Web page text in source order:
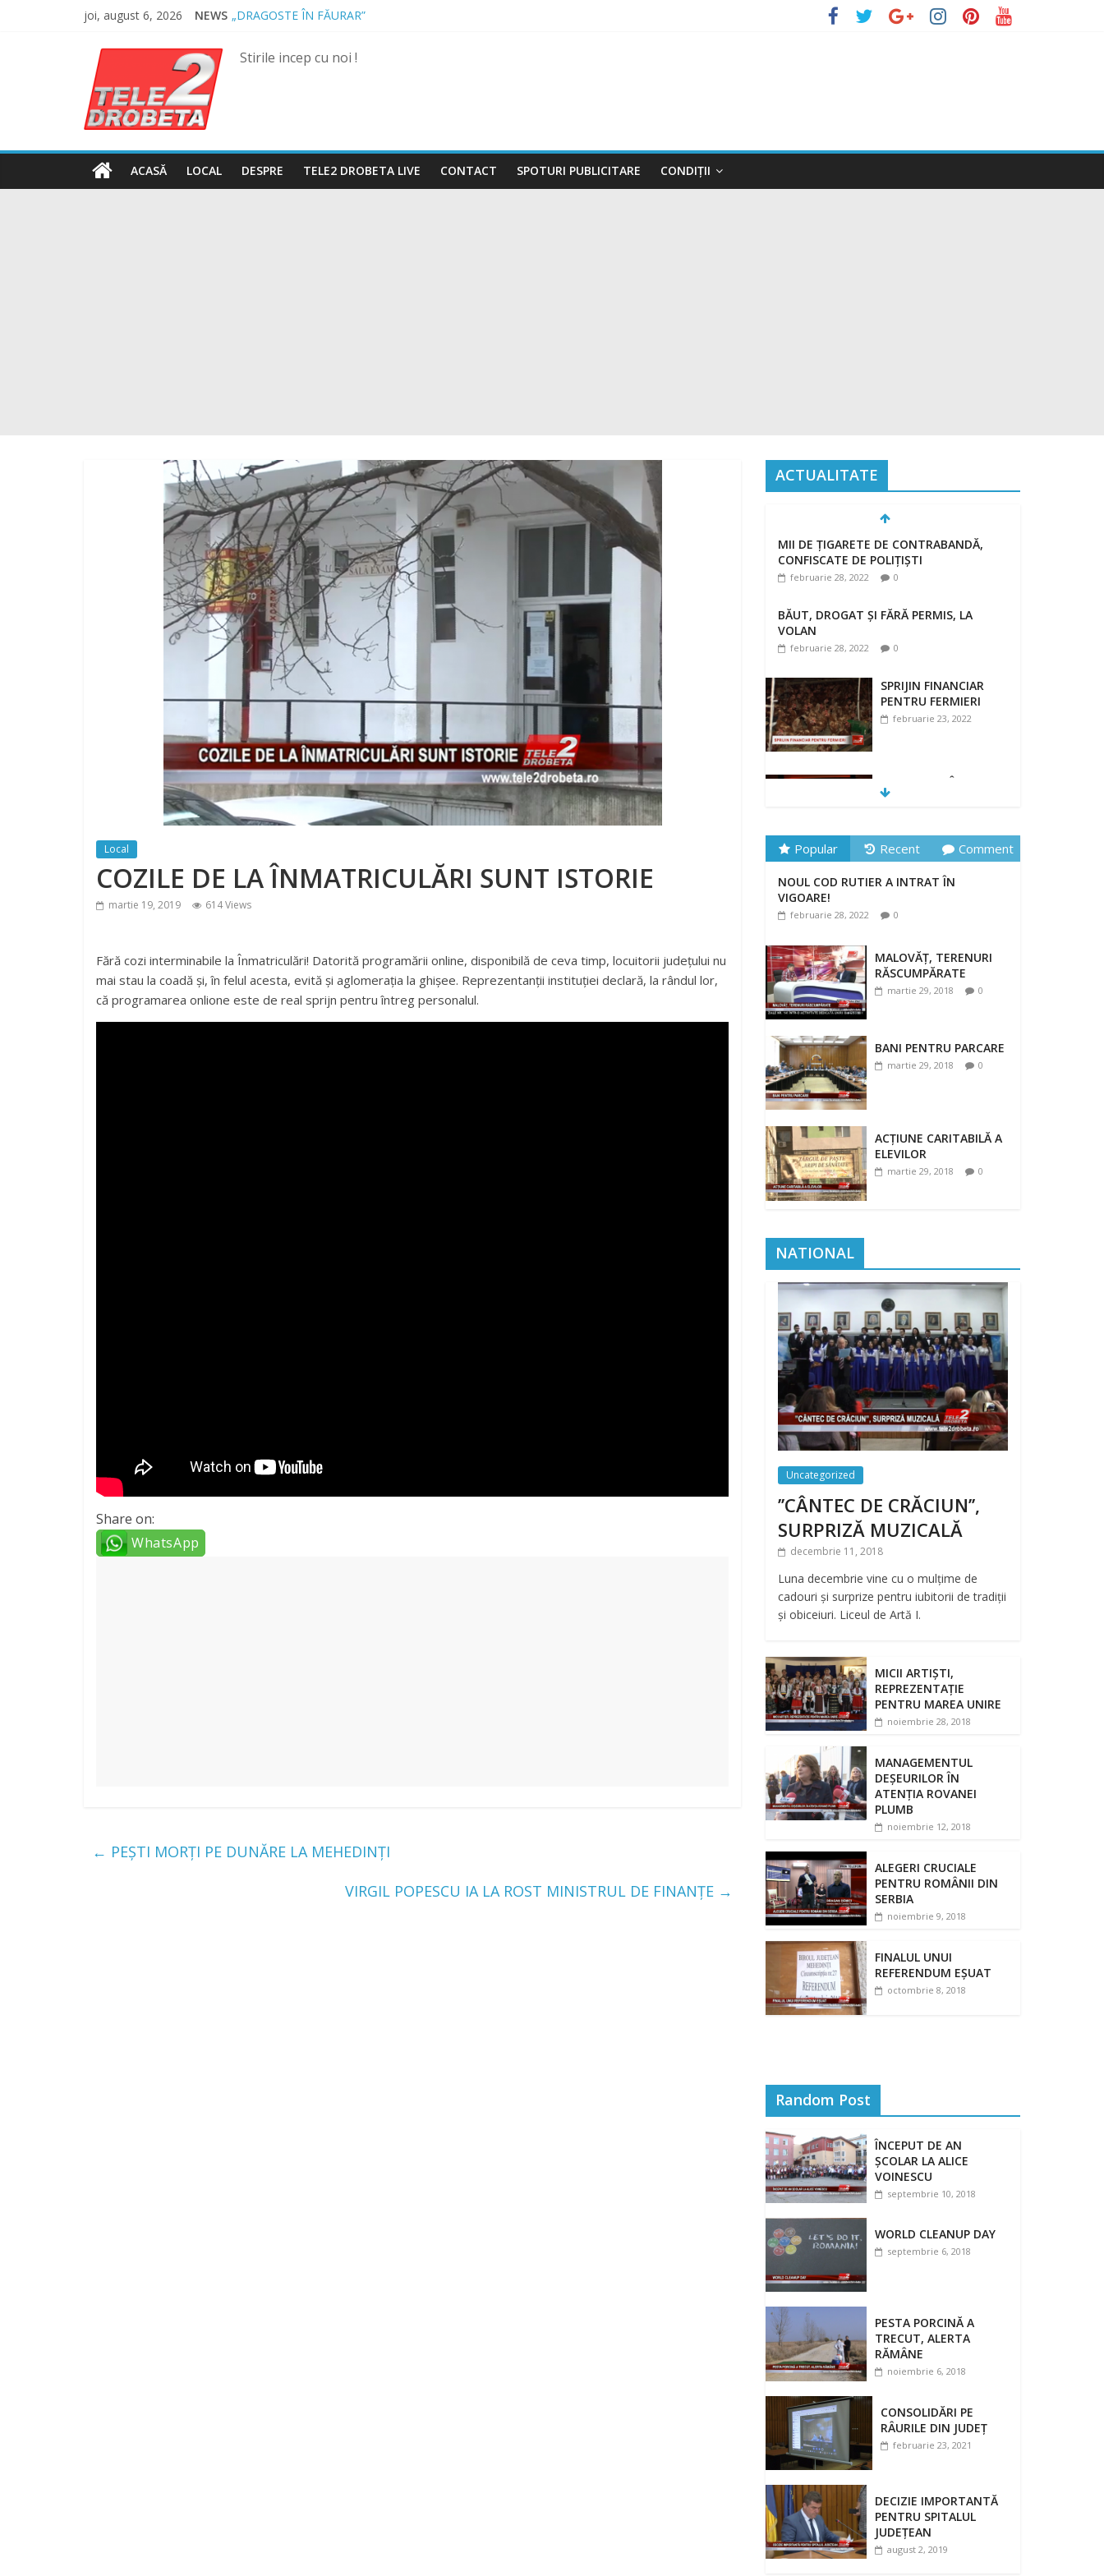
joi, august 6, 2026 NEWS „DRAGOSTE ÎN FĂURAR”
MII DE ȚIGARETE DE CONTRABANDĂ, CONFISCATE DE POLIȚIȘTI
BĂUT, DROGAT ȘI FĂRĂ PERMIS, LA VOLAN
Stirile incep cu noi !
ACASĂ LOCAL DESPRE TELE2 DROBETA LIVE CONTACT SPOTURI PUBLICITARE CONDIȚII
Local
COZILE DE LA ÎNMATRICULĂRI SUNT ISTORIE
martie 19, 2019 614 Views
Fără cozi interminabile la Înmatriculări! Datorită programării online, disponibilă de ceva timp, locuitorii județului nu
mai stau la coadă și, în felul acesta, evită și aglomerația la ghișee. Reprezentanții instituției declară, la rândul lor,
că programarea onlione este de real sprijn pentru întreg personalul.
Share on:
WhatsApp
← PEȘTI MORȚI PE DUNĂRE LA MEHEDINȚI
VIRGIL POPESCU IA LA ROST MINISTRUL DE FINANȚE →
ACTUALITATE
MII DE ȚIGARETE DE CONTRABANDĂ,
CONFISCATE DE POLIȚIȘTI
februarie 28, 2022 0
BĂUT, DROGAT ȘI FĂRĂ PERMIS, LA
VOLAN
februarie 28, 2022 0
SPRIJIN FINANCIAR
PENTRU FERMIERI
februarie 23, 2022
„DRAGOSTE ÎN
FĂURAR”
NOUL COD RUTIER A INTRAT ÎN
VIGOARE!
februarie 28, 2022 0
Popular Recent Comment
NOUL COD RUTIER A INTRAT ÎN
VIGOARE!
februarie 28, 2022 0
MALOVĂȚ, TERENURI
RĂSCUMPĂRATE
martie 29, 2018 0
BANI PENTRU PARCARE
martie 29, 2018 0
ACȚIUNE CARITABILĂ A
ELEVILOR
martie 29, 2018 0
NATIONAL
Uncategorized
’’CÂNTEC DE CRĂCIUN’’,
SURPRIZĂ MUZICALĂ
decembrie 11, 2018
Luna decembrie vine cu o mulțime de
cadouri și surprize pentru iubitorii de tradiții
și obiceiuri. Liceul de Artă I.
MICII ARTIȘTI,
REPREZENTAȚIE
PENTRU MAREA UNIRE
noiembrie 28, 2018
MANAGEMENTUL
DEȘEURILOR ÎN
ATENȚIA ROVANEI
PLUMB
noiembrie 12, 2018
ALEGERI CRUCIALE
PENTRU ROMÂNII DIN
SERBIA
noiembrie 9, 2018
FINALUL UNUI
REFERENDUM EȘUAT
octombrie 8, 2018
Random Post
ÎNCEPUT DE AN
ȘCOLAR LA ALICE
VOINESCU
septembrie 10, 2018
WORLD CLEANUP DAY
septembrie 6, 2018
PESTA PORCINĂ A
TRECUT, ALERTA
RĂMÂNE
noiembrie 6, 2018
CONSOLIDĂRI PE
RÂURILE DIN JUDEȚ
februarie 23, 2021
DECIZIE IMPORTANTĂ
PENTRU SPITALUL
JUDEȚEAN
august 2, 2019